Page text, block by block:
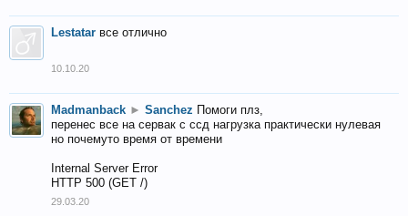
Lestatar все отлично
10.10.20
Madmanback ► Sanchez Помоги плз,
перенес все на сервак с ссд нагрузка практически нулевая
но почемуто время от времени
Internal Server Error
HTTP 500 (GET /)
29.03.20